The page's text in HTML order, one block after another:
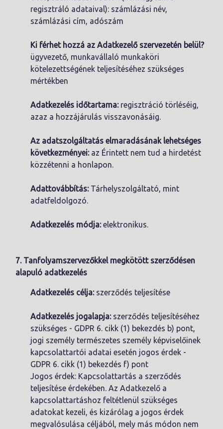
regisztráló adataival): számlázási név,
számlázási cím, adószám
Ki férhet hozzá az Adatkezelő szervezetén belül?
ügyvezető, munkavállaló munkaköri
kötelezettségének teljesítéséhez szükséges
mértékben
Adatkezelés időtartama: regisztráció törléséig,
azaz a hozzájárulás visszavonásáig.
Az adatszolgáltatás elmaradásának lehetséges
következményei: az Érintett nem tud a hirdetést
közzétenni a honlapon.
Adattovábbítás: Tárhelyszolgáltató, mint
adatfeldolgozó.
Adatkezelés módja:elektronikus.
7. Tanfolyamszervezőkkel megkötött szerződésen
alapuló adatkezelés
Adatkezelés célja: szerződés teljesítése
Adatkezelés jogalapja:szerződés teljesítéséhez
szükséges - GDPR 6. cikk (1) bekezdés b) pont,
jogi személy természetes személy képviselőinek
kapcsolattartói adatai esetén jogos érdek -
GDPR 6. cikk (1) bekezdés f) pont
Jogos érdek: Kapcsolattartás a szerződés
teljesítése érdekében. Az Adatkezelő a
kapcsolattartáshoz feltétlenül szükséges
adatokat kezeli, és kizárólag a jogos érdek
megvalósulása céljából, mely más módon nem